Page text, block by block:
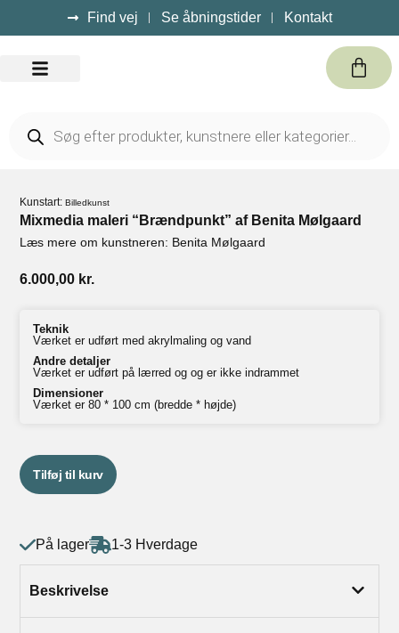
Find vej Se åbningstider Kontakt
Kunstart:Billedkunst
Mixmedia maleri “Brændpunkt” af Benita Mølgaard
Læs mere om kunstneren: Benita Mølgaard
6.000,00 kr.
Teknik
Værket er udført med akrylmaling og vand
Andre detaljer
Værket er udført på lærred og og er ikke indrammet
Dimensioner
Værket er 80 * 100 cm (bredde * højde)
Tilføj til kurv
På lager 1-3 Hverdage
Beskrivelse